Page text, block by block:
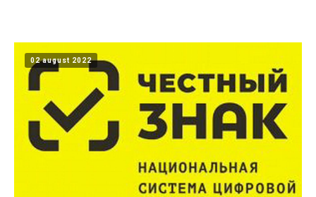
02 august 2022